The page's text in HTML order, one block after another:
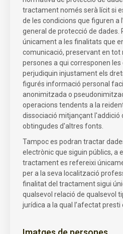
tractament només serà lícit si
de les condicions que figuren a
general de protecció de dades.
únicament a les finalitats que
comunicació, preservant en tot
persones a qui corresponen les
perjudiquin injustament els
figurés informació personal
anonimitzada o
operacions tendents a la
dissociació mitjançant l'addició
obtingudes d'altres fonts.
Tampoc es podran tractar
electrònic que siguin públics, a
tractament es refereixi
per a la seva localització
finalitat del tractament sigui
qualsevol relació de qualsevol
jurídica a la qual l’afectat presti